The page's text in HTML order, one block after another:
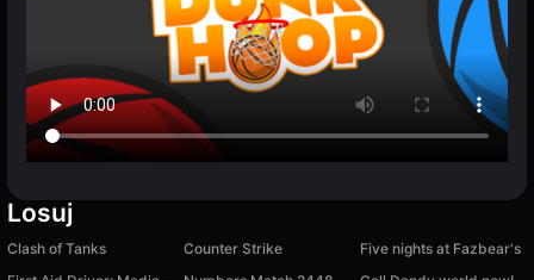
Losuj
Clash of Tanks Counter Strike
Five nights at Fazbear's